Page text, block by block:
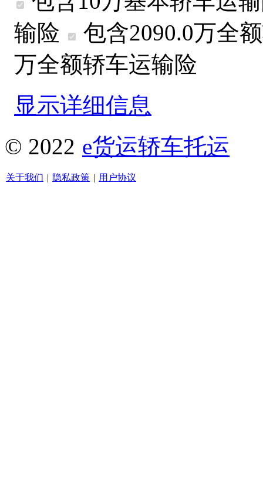
输险
包含2090.0万全额
万全额轿车运输险
显示详细信息
© 2022 e货运轿车托运
关于我们 | 隐私政策 | 用户协议